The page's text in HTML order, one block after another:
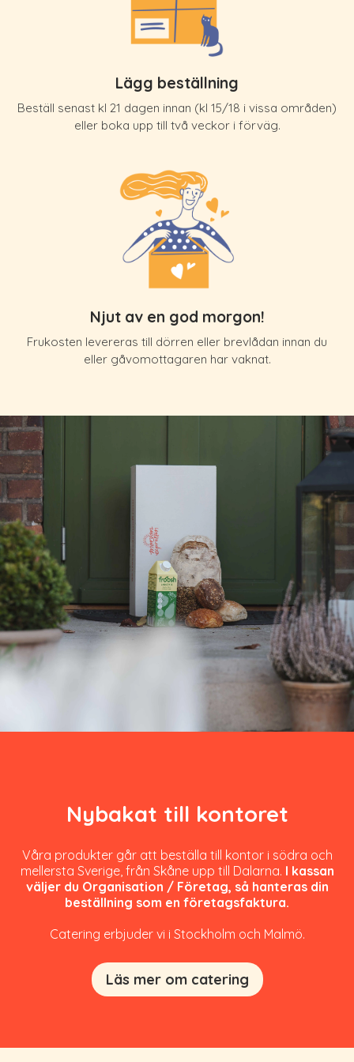
Lägg beställning
Beställ senast kl 21 dagen innan (kl 15/18 i vissa områden)
eller boka upp till två veckor i förväg.
Njut av en god morgon!
Frukosten levereras till dörren eller brevlådan innan du
eller gåvomottagaren har vaknat.
Nybakat till kontoret
Våra produkter går att beställa till kontor i södra och
mellersta Sverige, från Skåne upp till Dalarna. I kassan
väljer du Organisation / Företag, så hanteras din
beställning som en företagsfaktura.
Catering erbjuder vi i Stockholm och Malmö.
Läs mer om catering